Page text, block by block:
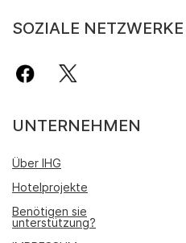
SOZIALE NETZWERKE
UNTERNEHMEN
Über IHG
Hotelprojekte
Benötigen sie
unterstützung?